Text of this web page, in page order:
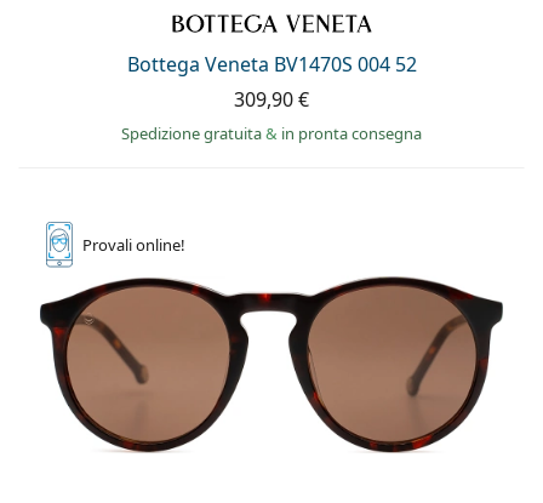
Tutte le marche
Tutte le soluzioni
Bottega Veneta BV1470S 004 52
309,90 €
Spedizione gratuita& in pronta consegna
Provalionline!